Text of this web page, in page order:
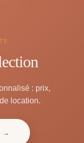
: prix,
location.
→